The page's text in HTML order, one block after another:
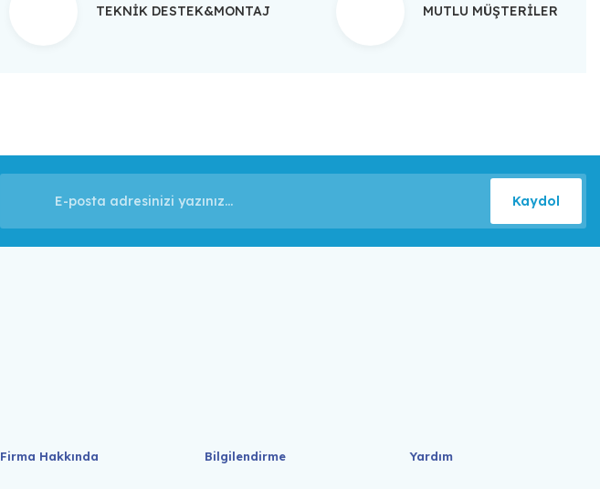
TEKNİK DESTEK&MONTAJ MUTLU MÜŞTERİLER
Kaydol
Firma Hakkında Bilgilendirme Yardım